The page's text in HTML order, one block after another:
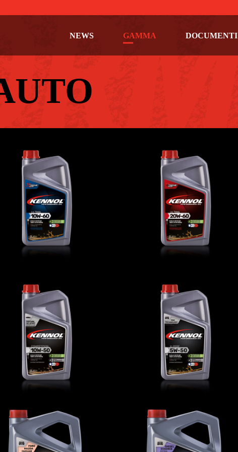
NEWS GAMMA DOCUMENTI
ULTIMA 10W-60
AUTO,Oli motore
ULTIMA 20W-60
AUTO,Oli motore
10W-50
AUTO,Oli motore
X-PERF 5W-50
AUTO,Oli motore